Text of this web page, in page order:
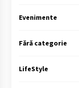
Evenimente
Fără categorie
LifeStyle